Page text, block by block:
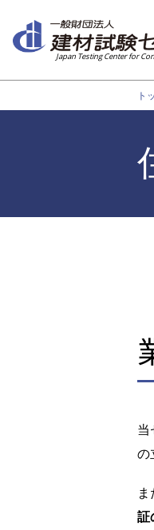
テ
Japan Testing Center for
ト
当
の
証